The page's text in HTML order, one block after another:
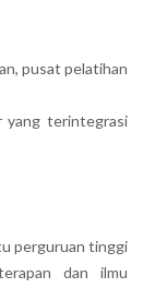
pusat pelatihan
yang terintegrasi
perguruan tinggi
dan ilmu